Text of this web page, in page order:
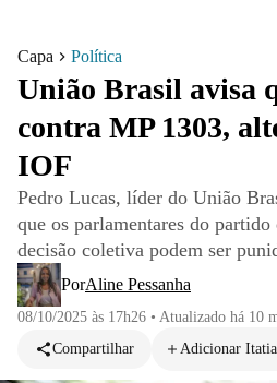
Capa Política
União Brasil avisa
contra MP 1303,
IOF
Pedro Lucas, líder do União
que os parlamentares do
decisão coletiva podem ser
PorAline Pessanha
08/10/2025 às 17h26 • Atualizado há 10
Compartilhar
Adicionar